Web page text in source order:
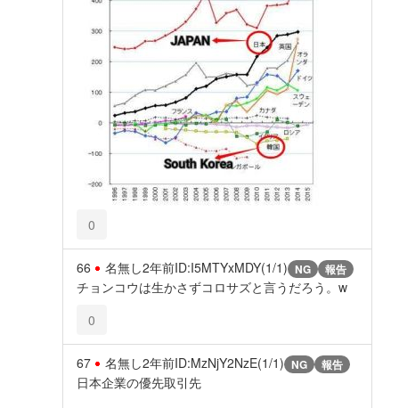
0
66 名無し2年前ID:I5MTYxMDY(1/1) NG 報告
チョンコウは生かさずコロサズと言うだろう。w
0
67 名無し2年前ID:MzNjY2NzE(1/1) NG 報告
日本企業の優先取引先